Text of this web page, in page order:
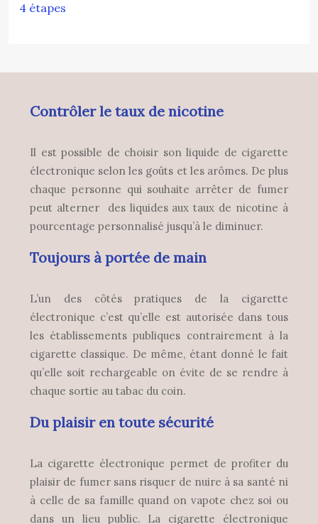
4 étapes
Contrôler le taux de nicotine
Il est possible de choisir son liquide de cigarette
électronique selon les goûts et les arômes. De plus
chaque personne qui souhaite arrêter de fumer
peut alterner des liquides aux taux de nicotine à
pourcentage personnalisé jusqu’à le diminuer.
Toujours à portée de main
L’un des côtés pratiques de la cigarette
électronique c’est qu’elle est autorisée dans tous
les établissements publiques contrairement à la
cigarette classique. De même, étant donné le fait
qu’elle soit rechargeable on évite de se rendre à
chaque sortie au tabac du coin.
Du plaisir en toute sécurité
La cigarette électronique permet de profiter du
plaisir de fumer sans risquer de nuire à sa santé ni
à celle de sa famille quand on vapote chez soi ou
dans un lieu public. La cigarette électronique